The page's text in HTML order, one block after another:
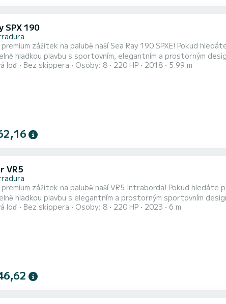
SPX 190
premium zážitek na palubě naší Sea Ray 190 SPXE! Pokud
hladkou plavbu s sportovním, elegantním a prostorným
útesů Maro-Cerro Gordo, kde objevíte nedotčené
loď Bez skippera Osoby: 8 220 HP 2018 5.99 m
VR5
premium zážitek na palubě naší VR5 Intraborda! Pokud
hladkou plavbu s elegantním a prostorným sportovním
útesů Maro-Cerro Gordo, kde objevíte nedotčené
loď Bez skippera Osoby: 8 220 HP 2023 6 m